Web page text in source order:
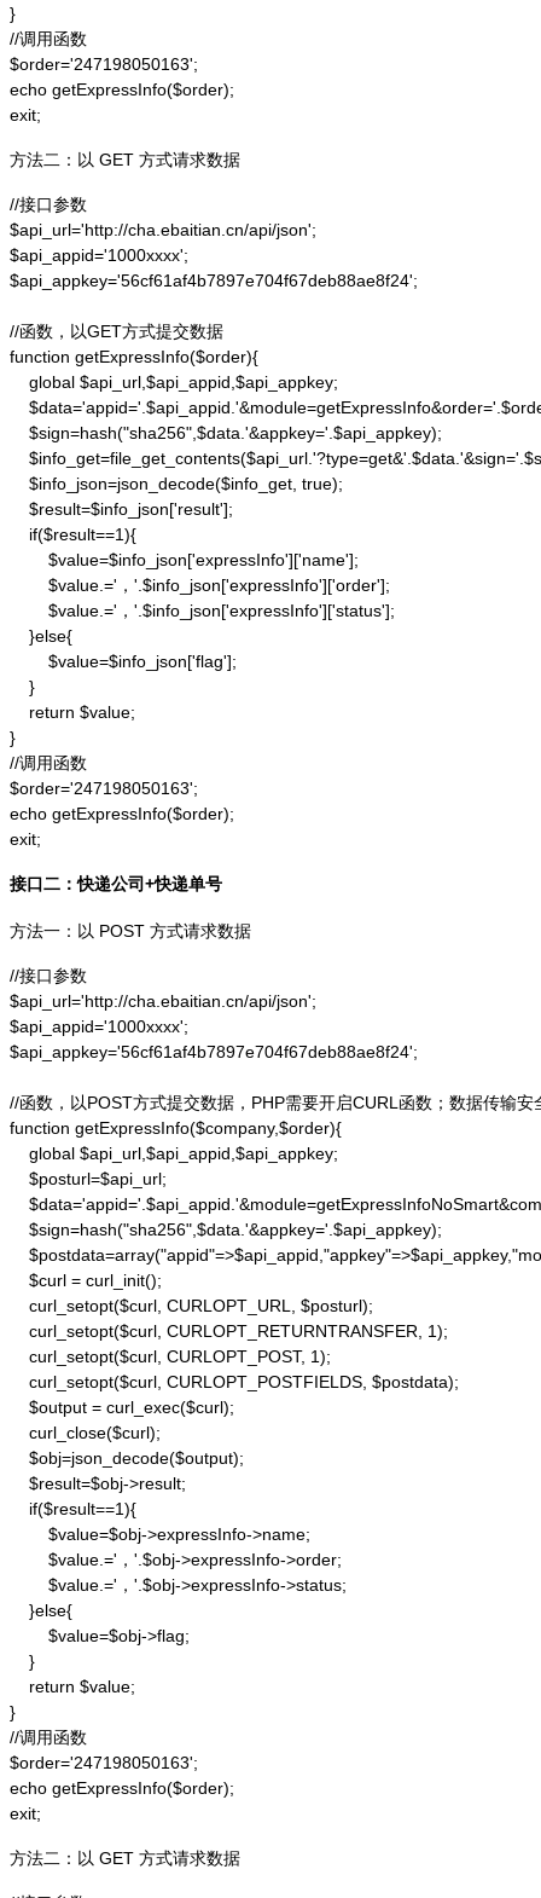
}
//调用函数
$order='247198050163';
echo getExpressInfo($order);
exit;
方法二：以 GET 方式请求数据
//接口参数
$api_url='http://cha.ebaitian.cn/api/json';
$api_appid='1000xxxx';
$api_appkey='56cf61af4b7897e704f67deb88ae8f24';
//函数，以GET方式提交数据
function getExpressInfo($order){
    global $api_url,$api_appid,$api_appkey;
    $sign=hash("sha256",$data.'&appkey='.$api_appkey);
    $info_json=json_decode($info_get, true);
    $result=$info_json['result'];
    if($result==1){
        $value=$info_json['expressInfo']['name'];
        $value.='，'.$info_json['expressInfo']['order'];
        $value.='，'.$info_json['expressInfo']['status'];
    }else{
        $value=$info_json['flag'];
    }
    return $value;
}
//调用函数
$order='247198050163';
echo getExpressInfo($order);
exit;
接口二：快递公司+快递单号
方法一：以 POST 方式请求数据
//接口参数
$api_url='http://cha.ebaitian.cn/api/json';
$api_appid='1000xxxx';
$api_appkey='56cf61af4b7897e704f67deb88ae8f24';
//函数，以POST方式提交数据，PHP需要开启CURL函数；数据传输安
function getExpressInfo($company,$order){
    global $api_url,$api_appid,$api_appkey;
    $posturl=$api_url;
    $sign=hash("sha256",$data.'&appkey='.$api_appkey);
    $curl = curl_init();
    curl_setopt($curl, CURLOPT_URL, $posturl);
    curl_setopt($curl, CURLOPT_RETURNTRANSFER, 1);
    curl_setopt($curl, CURLOPT_POST, 1);
    curl_setopt($curl, CURLOPT_POSTFIELDS, $postdata);
    $output = curl_exec($curl);
    curl_close($curl);
    $obj=json_decode($output);
    $result=$obj->result;
    if($result==1){
        $value=$obj->expressInfo->name;
        $value.='，'.$obj->expressInfo->order;
        $value.='，'.$obj->expressInfo->status;
    }else{
        $value=$obj->flag;
    }
    return $value;
}
//调用函数
$order='247198050163';
echo getExpressInfo($order);
exit;
方法二：以 GET 方式请求数据